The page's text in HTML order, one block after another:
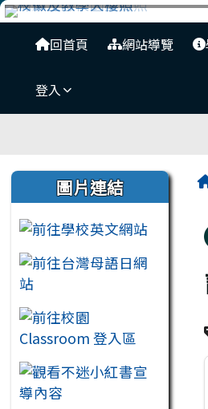
跳至主內容區
臺南市安平國
導覽列
回首頁 網站導覽
登入
左邊區域內容
圖片連結
頁尾區域